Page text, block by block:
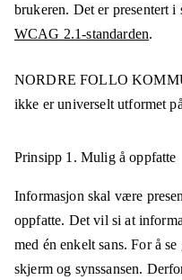
brukeren. Det er presentert
WCAG 2.1-standarden.
NORDRE FOLLO
ikke er universelt utformet
Prinsipp 1. Mulig å oppfatte
Informasjon skal være
oppfatte. Det vil si at
med én enkelt sans. For å
skjerm og synssansen.